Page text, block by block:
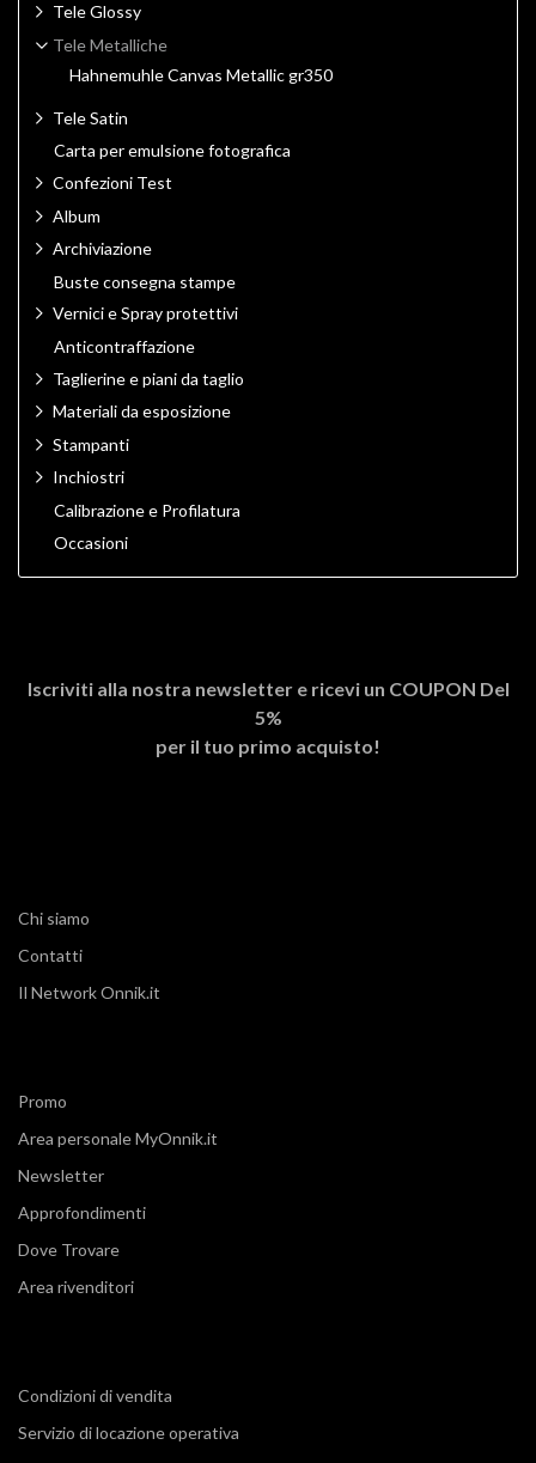
Tele Glossy
Tele Metalliche
Hahnemuhle Canvas Metallic gr350
Tele Satin
Carta per emulsione fotografica
Confezioni Test
Album
Archiviazione
Buste consegna stampe
Vernici e Spray protettivi
Anticontraffazione
Taglierine e piani da taglio
Materiali da esposizione
Stampanti
Inchiostri
Calibrazione e Profilatura
Occasioni
Iscriviti alla nostra newsletter e ricevi un COUPON Del
5%
per il tuo primo acquisto!
Chi siamo
Contatti
Il Network Onnik.it
Promo
Area personale MyOnnik.it
Newsletter
Approfondimenti
Dove Trovare
Area rivenditori
Condizioni di vendita
Servizio di locazione operativa